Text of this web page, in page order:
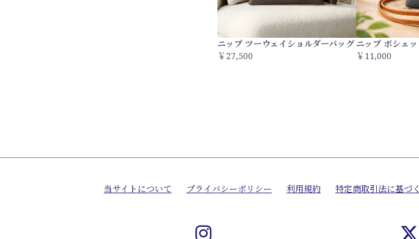
ニップ ツーウェイショルダーバッグ
￥27,500
ニップ ポシェッ
￥11,000
当サイトについて プライバシーポリシー 利用規約 特定商取引法に基づ